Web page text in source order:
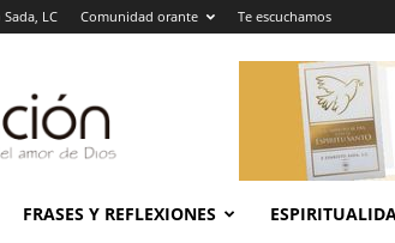
LC Comunidad orante Te escuchamos
FRASES Y REFLEXIONES